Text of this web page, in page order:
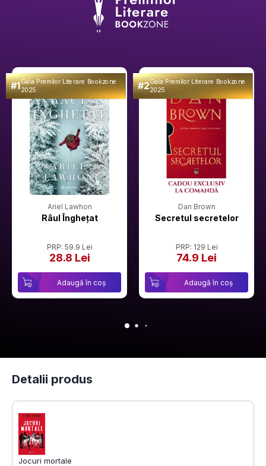
#1Gala Premilor Literare Bookzone
2025
Ariel Lawhon
Râul Înghețat
PRP: 59.9 Lei
28.8 Lei
Adaugă în coș
#2Gala Premilor Literare Bookzone
2025
Dan Brown
Secretul secretelor
PRP: 129 Lei
74.9 Lei
Adaugă în coș
Detalii produs
Jocuri mortale